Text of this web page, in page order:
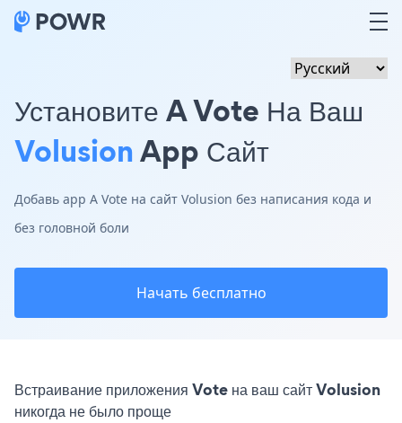
Установите A Vote На Ваш
VolusionApp Сайт
Добавь app A Vote на сайт Volusion без написания кода и
без головной боли
Начать бесплатно
Встраивание приложения Vote на ваш сайт Volusion
никогда не было проще